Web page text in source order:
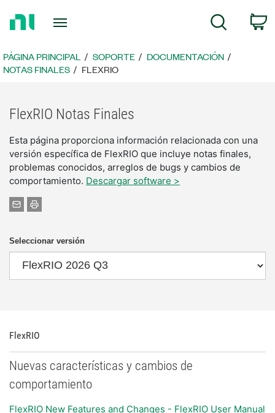
página
principal
Búsqueda
PÁGINA PRINCIPAL SOPORTE
DOCUMENTACIÓN
NOTAS FINALES
FLEXRIO
FlexRIO Notas Finales
Esta página proporciona información relacionada con una
versión específica de FlexRIO que incluye notas finales,
problemas conocidos, arreglos de bugs y cambios de
comportamiento. Descargar software >
Seleccionar versión
FlexRIO
Nuevas características y cambios de
comportamiento
FlexRIO New Features and Changes - FlexRIO User Manual